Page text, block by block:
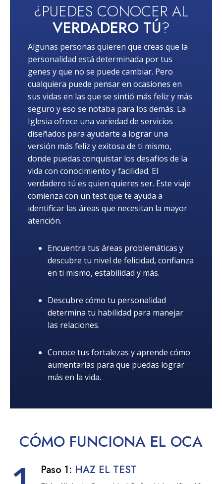
¿PUEDES CONOCER AL
VERDADERO TÚ?
Algunas personas quieren que creas que la
personalidad está determinada por tus
genes y que no se puede cambiar. Pero
cualquiera puede pensar en ocasiones en
sus vidas en las que se sintió más feliz y más
seguro y eso se notaba para los demás. La
Iglesia ofrece una variedad de servicios
diseñados para ayudarte a lograr una
versión más feliz y exitosa de ti mismo,
donde puedas conquistar los desafíos de la
vida con conocimiento y facilidad. El
verdadero tú es quien quieres ser. Este viaje
comienza con un test que te ayuda a
identificar las áreas que necesitan la mayor
atención.
Encuentra tus áreas problemáticas y
descubre tu nivel de felicidad, confianza
en ti mismo, estabilidad y más.
Descubre cómo tu personalidad
determina tu habilidad para manejar
las relaciones.
Conoce tus fortalezas y aprende cómo
aumentarlas para que puedas lograr
más en la vida.
CÓMO FUNCIONA EL OCA
Paso 1: HAZ EL TEST